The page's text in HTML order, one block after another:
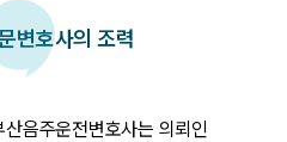
변호사의 조력
음주운전변호사는 의뢰인